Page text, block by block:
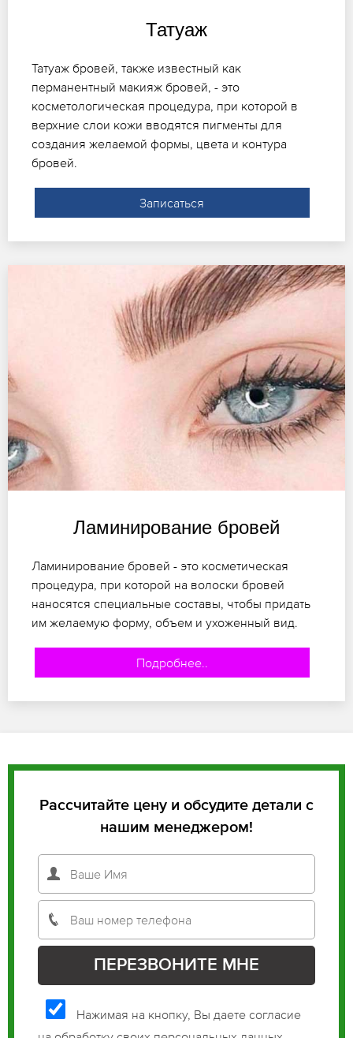
Татуаж
Татуаж бровей, также известный как
перманентный макияж бровей, - это
косметологическая процедура, при которой в
верхние слои кожи вводятся пигменты для
создания желаемой формы, цвета и контура
бровей.
Записаться
Ламинирование бровей
Ламинирование бровей - это косметическая
процедура, при которой на волоски бровей
наносятся специальные составы, чтобы придать
им желаемую форму, объем и ухоженный вид.
Подробнее..
Рассчитайте цену и обсудите детали с
нашим менеджером!
Нажимая на кнопку, Вы даете согласие